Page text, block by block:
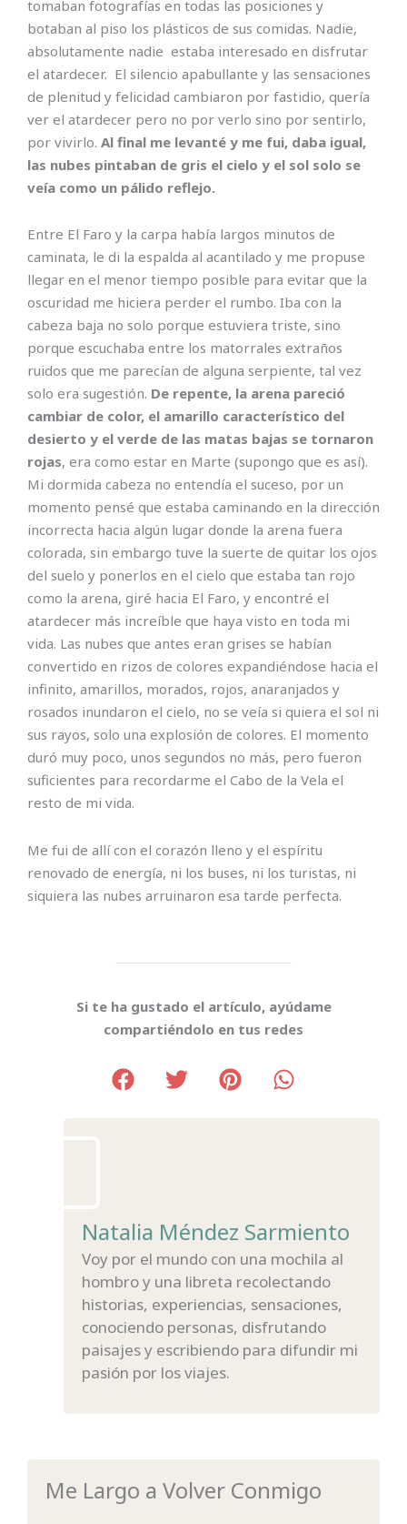
tomaban fotografías en todas las posiciones y
botaban al piso los plásticos de sus comidas. Nadie,
absolutamente nadie estaba interesado en disfrutar
el atardecer. El silencio apabullante y las sensaciones
de plenitud y felicidad cambiaron por fastidio, quería
ver el atardecer pero no por verlo sino por sentirlo,
por vivirlo. Al final me levanté y me fui, daba igual,
las nubes pintaban de gris el cielo y el sol solo se
veía como un pálido reflejo.
Entre El Faro y la carpa había largos minutos de
caminata, le di la espalda al acantilado y me propuse
llegar en el menor tiempo posible para evitar que la
oscuridad me hiciera perder el rumbo. Iba con la
cabeza baja no solo porque estuviera triste, sino
porque escuchaba entre los matorrales extraños
ruidos que me parecían de alguna serpiente, tal vez
solo era sugestión. De repente, la arena pareció
cambiar de color, el amarillo característico del
desierto y el verde de las matas bajas se tornaron
rojas, era como estar en Marte (supongo que es así).
Mi dormida cabeza no entendía el suceso, por un
momento pensé que estaba caminando en la dirección
incorrecta hacia algún lugar donde la arena fuera
colorada, sin embargo tuve la suerte de quitar los ojos
del suelo y ponerlos en el cielo que estaba tan rojo
como la arena, giré hacia El Faro, y encontré el
atardecer más increíble que haya visto en toda mi
vida. Las nubes que antes eran grises se habían
convertido en rizos de colores expandiéndose hacia el
infinito, amarillos, morados, rojos, anaranjados y
rosados inundaron el cielo, no se veía si quiera el sol ni
sus rayos, solo una explosión de colores. El momento
duró muy poco, unos segundos no más, pero fueron
suficientes para recordarme el Cabo de la Vela el
resto de mi vida.
Me fui de allí con el corazón lleno y el espíritu
renovado de energía, ni los buses, ni los turistas, ni
siquiera las nubes arruinaron esa tarde perfecta.
Si te ha gustado el artículo, ayúdame
compartiéndolo en tus redes
Natalia Méndez Sarmiento
Voy por el mundo con una mochila al
hombro y una libreta recolectando
historias, experiencias, sensaciones,
conociendo personas, disfrutando
paisajes y escribiendo para difundir mi
pasión por los viajes.
Me Largo a Volver Conmigo